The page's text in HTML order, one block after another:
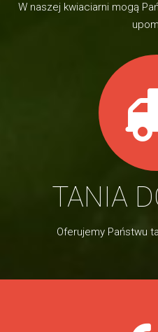
W naszej kwiaciarni mogą
TANIA
Oferujemy Państwu